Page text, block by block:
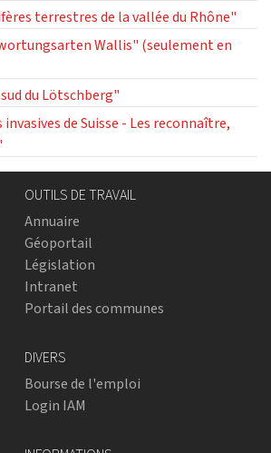
terrestres de la vallée du Rhône"
Wallis" (seulement en
du Lötschberg"
de Suisse - Les reconnaître,
OUTILS DE TRAVAIL
Annuaire
Géoportail
Législation
Intranet
Portail des communes
DIVERS
Bourse de l'emploi
Login IAM